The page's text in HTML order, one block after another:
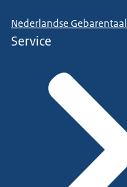
Nederlandse Gebarentaal
Service